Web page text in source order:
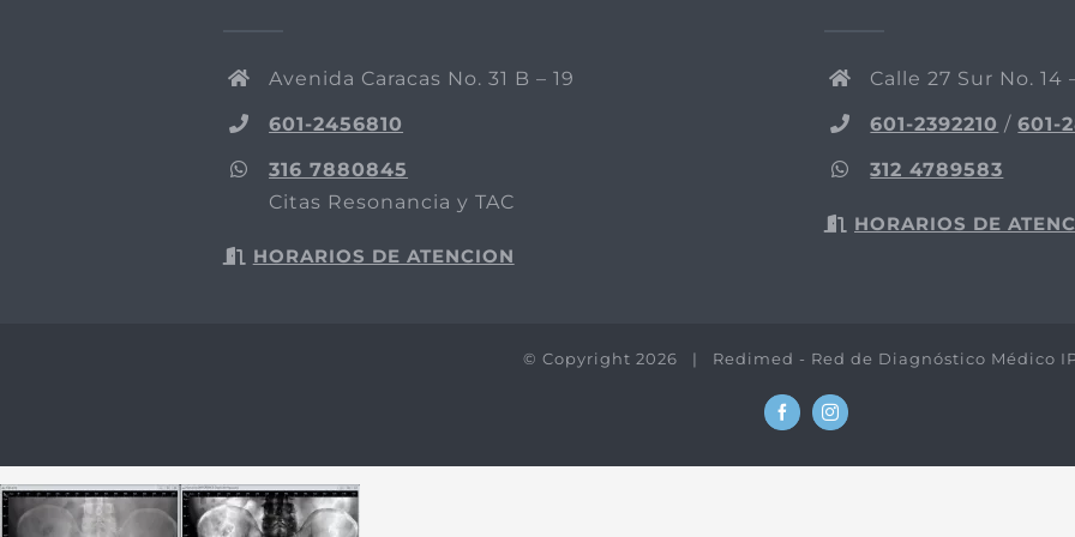
Avenida Caracas No. 31 B – 19
601-2456810
316 7880845
Citas Resonancia y TAC
HORARIOS DE ATENCION
Calle 27 Sur No. 14
601-2392210 /601-
312 4789583
HORARIOS DE
© Copyright 2026 | Redimed - Red de Diagnóstico Médico
FacebookInstagram